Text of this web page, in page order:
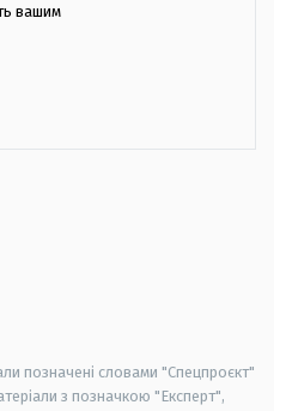
вашим
позначені словами "Спецпроєкт"
з позначкою "Експерт",